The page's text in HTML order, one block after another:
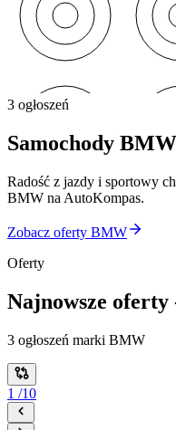
3 ogłoszeń
Samochody BMW
Radość z jazdy i sportowy
BMW na AutoKompas.
Zobacz oferty BMW
Oferty
Najnowsze
3 ogłoszeń marki BMW
1 /10